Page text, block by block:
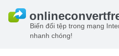
Biến đổi tệp trong mạng
nhanh chóng!